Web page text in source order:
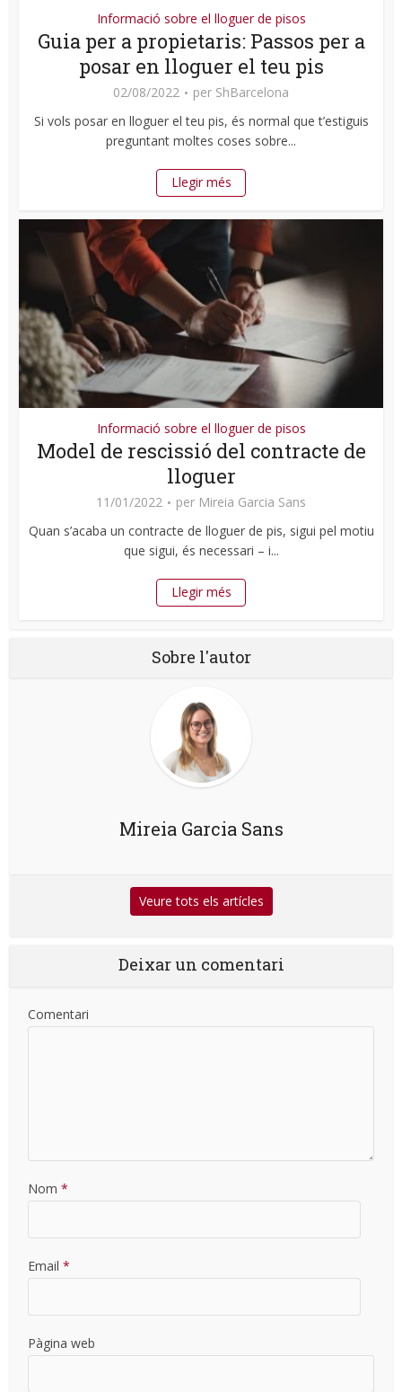
Informació sobre el lloguer de pisos
Guia per a propietaris: Passos per a
posar en lloguer el teu pis
02/08/2022 per ShBarcelona
Si vols posar en lloguer el teu pis, és normal que t’estiguis
preguntant moltes coses sobre...
Llegir més
Informació sobre el lloguer de pisos
Model de rescissió del contracte de
lloguer
11/01/2022 per Mireia Garcia Sans
Quan s’acaba un contracte de lloguer de pis, sigui pel motiu
que sigui, és necessari – i...
Llegir més
Sobre l'autor
Mireia Garcia Sans
Veure tots els artícles
Deixar un comentari
Comentari
Nom *
Email *
Pàgina web